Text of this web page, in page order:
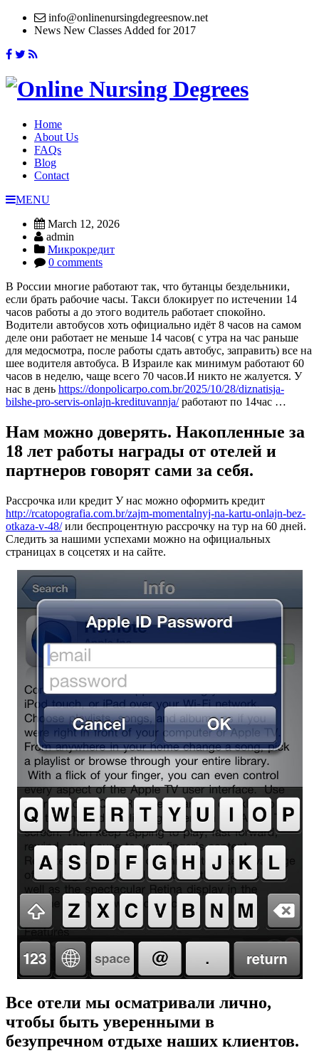
info@onlinenursingdegreesnow.net
News New Classes Added for 2017
Home
About Us
FAQs
Blog
Contact
MENU
March 12, 2026
admin
Микрокредит
0 comments
В России многие работают так, что бутанцы бездельники,
если брать рабочие часы. Такси блокирует по истечении 14
часов работы а до этого водитель работает спокойно.
Водители автобусов хоть официально идёт 8 часов на самом
деле они работает не меньше 14 часов( с утра на час раньше
для медосмотра, после работы сдать автобус, заправить) все на
шее водителя автобуса. В Израиле как минимум работают 60
часов в неделю, чаще всего 70 часов.И никто не жалуется. У
нас в день https://donpolicarpo.com.br/2025/10/28/diznatisja-
bilshe-pro-servis-onlajn-kredituvannja/работают по 14час …
Нам можно доверять. Накопленные за
18 лет работы награды от отелей и
партнеров говорят сами за себя.
Рассрочка или кредит У нас можно оформить кредит
http://rcatopografia.com.br/zajm-momentalnyj-na-kartu-onlajn-bez-
otkaza-v-48/или беспроцентную рассрочку на тур на 60 дней.
Следить за нашими успехами можно на официальных
страницах в соцсетях и на сайте.
Все отели мы осматривали лично,
чтобы быть уверенными в
безупречном отдыхе наших клиентов.